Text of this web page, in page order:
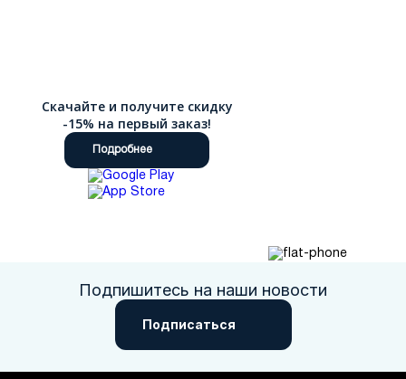
Скачайте и получите скидку
-15% на первый заказ!
Подробнее
Подпишитесь на наши новости
Подписаться